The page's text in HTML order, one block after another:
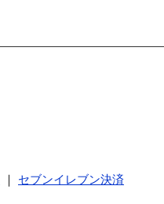
セブンイレブン決済